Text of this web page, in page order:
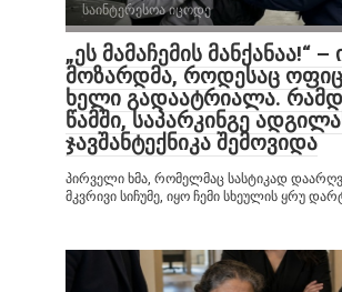
საინტერესოა იცოდე
„ეს მამაჩემის მანქანაა!“ –
მოზარდმა, როდესაც
ხელი გადაატრიალა.
წამში, საპარკინგე
ჯავშანტექნიკა შემოვიდა
პირველი ხმა, რომელმაც სასტიკად
მკვრივი სიჩუმე, იყო ჩემი სხეულის ყრუ